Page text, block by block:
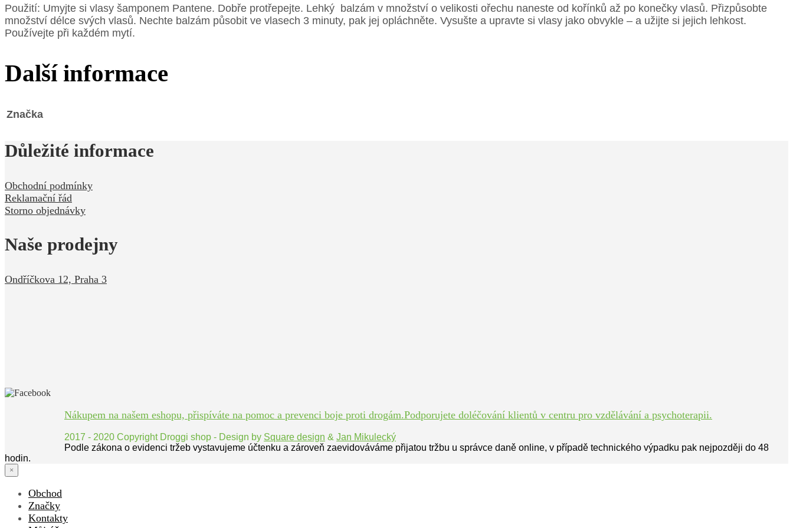
Použití: Umyjte si vlasy šamponem Pantene. Dobře protřepejte. Lehký balzám v množství o velikosti ořechu naneste od kořínků až po konečky vlasů. Přizpůsobte
množství délce svých vlasů. Nechte balzám působit ve vlasech 3 minuty, pak jej opláchněte. Vysušte a upravte si vlasy jako obvykle – a užijte si jejich lehkost.
Používejte při každém mytí.
Další informace
Značka
Důležité informace
Obchodní podmínky
Reklamační řád
Storno objednávky
Naše prodejny
Ondříčkova 12, Praha 3
Nákupem na našem eshopu, přispíváte na pomoc a prevenci boje proti drogám.Podporujete doléčování klientů v centru pro vzdělávání a psychoterapii.
2017 - 2020 Copyright Droggi shop - Design by Square design & Jan Mikulecký
Podle zákona o evidenci tržeb vystavujeme účtenku a zároveň zaevidováváme přijatou tržbu u správce daně online, v případě technického výpadku pak nejpozději do 48
hodin.
×
Obchod
Značky
Kontakty